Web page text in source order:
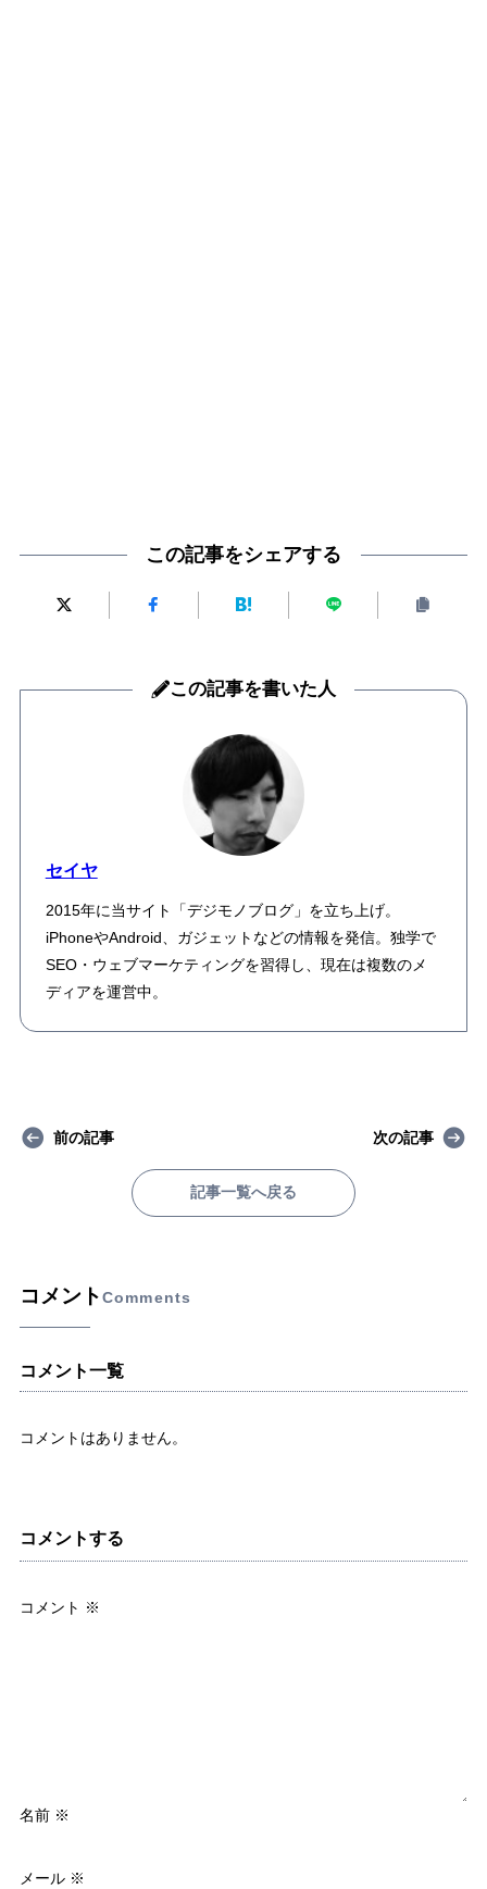
この記事をシェアする
この記事を書いた人
セイヤ
2015年に当サイト「デジモノブログ」を立ち上げ。
iPhoneやAndroid、ガジェットなどの情報を発信。独学で
SEO・ウェブマーケティングを習得し、現在は複数のメ
ディアを運営中。
前の記事
記事一覧へ戻る
次の記事
コメントComments
コメント一覧
コメントはありません。
コメントする
コメント ※
名前 ※
メール ※